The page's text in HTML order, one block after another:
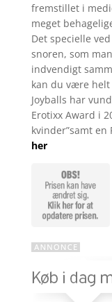
fremstillet i
meget
Det specielle
snoren, som
indvendigt
kan du være
Joyballs har
Erotixx Award i
kvinder”samt en
her